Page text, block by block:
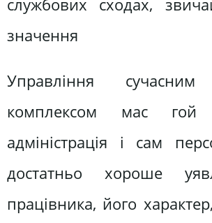
службових сходах,
значення
Управління сучасним
комплексом мас
адміністрація і сам
достатньо хороше
працівника, його